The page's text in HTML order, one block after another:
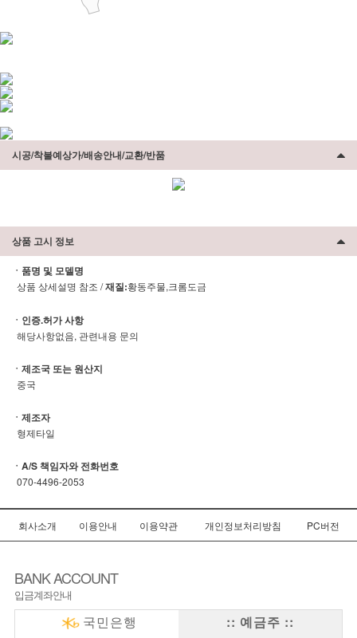
시공/착불예상가/배송안내/교환/반품
상품 고시 정보
ㆍ품명 및 모델명
상품 상세설명 참조 /재질:황동주물,크롬도금
ㆍ인증.허가 사항
해당사항없음, 관련내용 문의
ㆍ제조국 또는 원산지
중국
ㆍ제조자
형제타일
ㆍA/S 책임자와 전화번호
070-4496-2053
회사소개 이용안내 이용약관 개인정보처리방침 PC버전
BANK ACCOUNT
입금계좌안내
국민은행
:: 예금주 ::